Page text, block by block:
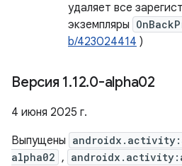
удаляет все
экземпляры
b/423024414 )
Версия 1.12.0-alpha02
4 июня 2025 г.
Выпущены
alpha02 ,